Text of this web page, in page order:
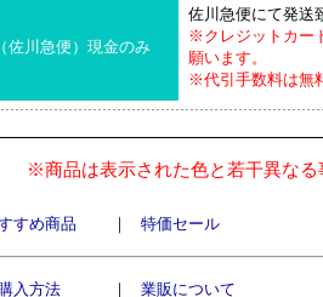
佐川急便）現金のみ
佐川急便にて発送
※クレジットカー
願います。
※代引手数料は無
※商品は表示された色と若干異な
すめ商品 ｜ 特価セール
入方法 ｜ 業販について